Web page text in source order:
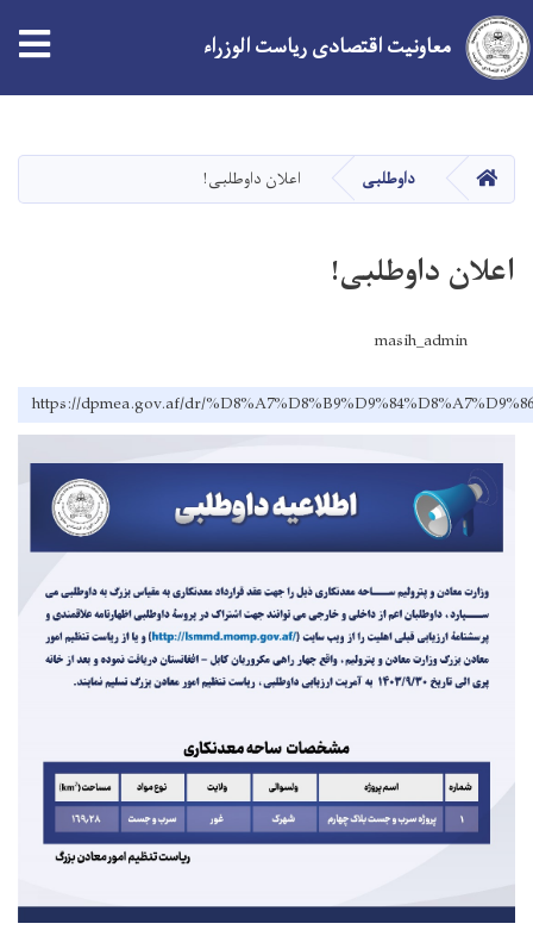
main
content
معاونیت اقتصادی ریاست الوزراء
صفحه اصلیداوطلبی اعلان داوطلبی!
اعلان داوطلبی!
masih_admin
https://dpmea.gov.af/dr/